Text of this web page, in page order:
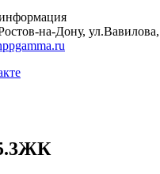
на-Дону,